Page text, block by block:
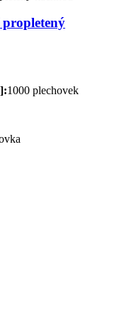
1000 plechovek